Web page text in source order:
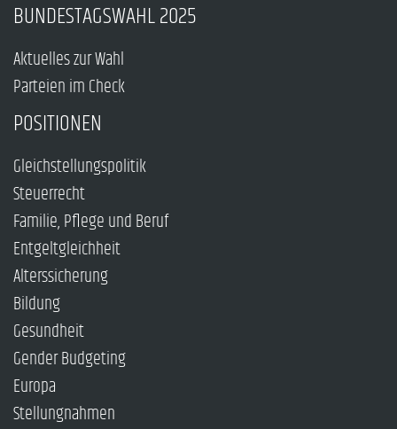
BUNDESTAGSWAHL 2025
Aktuelles zur Wahl
Parteien im Check
POSITIONEN
Gleichstellungspolitik
Steuerrecht
Familie, Pflege und Beruf
Entgeltgleichheit
Alterssicherung
Bildung
Gesundheit
Gender Budgeting
Europa
Stellungnahmen